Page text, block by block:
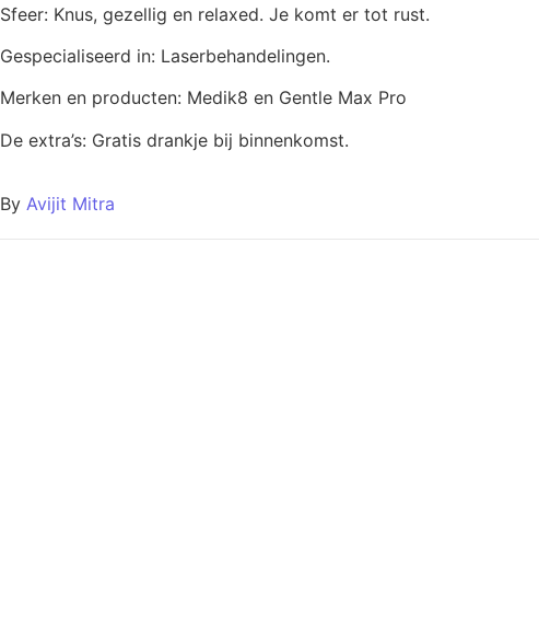
Sfeer: Knus, gezellig en relaxed. Je komt er tot rust.
Gespecialiseerd in: Laserbehandelingen.
Merken en producten: Medik8 en Gentle Max Pro
De extra’s: Gratis drankje bij binnenkomst.
By Avijit Mitra